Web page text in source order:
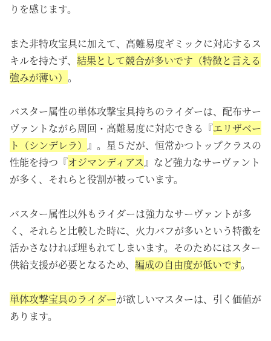
りを感じます。
また非特攻宝具に加えて、高難易度ギミックに対応するス
キルを持たず、 結果として競合が多いです（特徴と言える
強みが薄い） 。
バスター属性の単体攻撃宝具持ちのライダーは、配布サー
ヴァントながら周回・高難易度に対応できる『エリザベー
ト（シンデレラ） 』。星５だが、恒常かつトップクラスの
性能を持つ『オジマンディアス』など強力なサーヴァント
が多く、それらと役割が被っています。
バスター属性以外もライダーは強力なサーヴァントが多
く、それらと比較した時に、火力バフが多いという特徴を
活かさなければ埋もれてしまいます。そのためにはスター
供給支援が必要となるため、 編成の自由度が低いです。
単体攻撃宝具のライダーが欲しいマスターは、引く価値が
あります。